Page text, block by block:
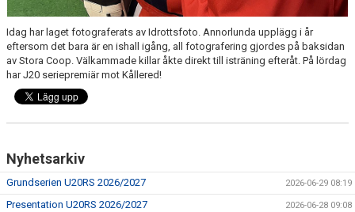
Idag har laget fotograferats av Idrottsfoto. Annorlunda upplägg i år
eftersom det bara är en ishall igång, all fotografering gjordes på baksidan
av Stora Coop. Välkammade killar åkte direkt till isträning efteråt. På lördag
har J20 seriepremiär mot Kållered!
Nyhetsarkiv
Grundserien U20RS 2026/2027 2026-06-29 08:19
Presentation U20RS 2026/2027 2026-06-28 09:08